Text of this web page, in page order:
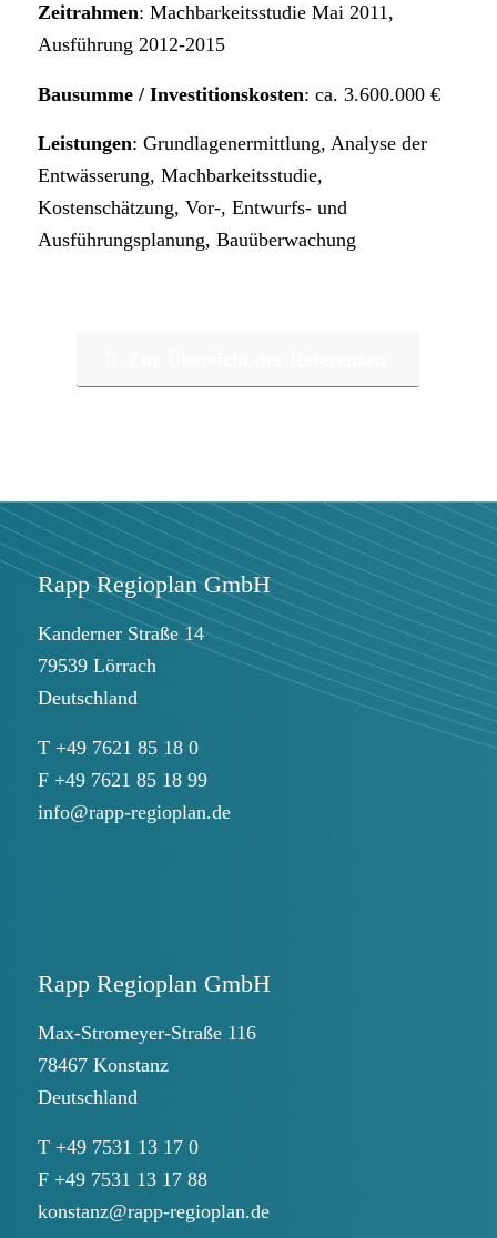
Zeitrahmen: Machbarkeitsstudie Mai 2011,
Ausführung 2012-2015
Bausumme / Investitionskosten: ca. 3.600.000 €
Leistungen: Grundlagenermittlung, Analyse der
Entwässerung, Machbarkeitsstudie,
Kostenschätzung, Vor-, Entwurfs- und
Ausführungsplanung, Bauüberwachung
Rapp Regioplan GmbH
Kanderner Straße 14
79539 Lörrach
Deutschland
T +49 7621 85 18 0
F +49 7621 85 18 99
info@rapp-regioplan.de
Rapp Regioplan GmbH
Max-Stromeyer-Straße 116
78467 Konstanz
Deutschland
T +49 7531 13 17 0
F +49 7531 13 17 88
konstanz@rapp-regioplan.de